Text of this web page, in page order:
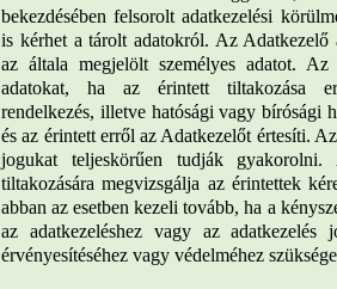
bekezdésében felsorolt adatkezelési
is kérhet a tárolt adatokról. Az Adatkezelő
az általa megjelölt személyes adatot.
adatokat, ha az érintett tiltakozása
rendelkezés, illetve hatósági vagy bírósági
és az érintett erről az Adatkezelőt értesíti.
jogukat teljeskörűen tudják
tiltakozására megvizsgálja az érintettek
abban az esetben kezeli tovább, ha a
az adatkezeléshez vagy az adatkezelés
érvényesítéséhez vagy védelméhez